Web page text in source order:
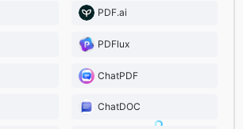
PDF.ai
PDFlux
ChatPDF
ChatDOC